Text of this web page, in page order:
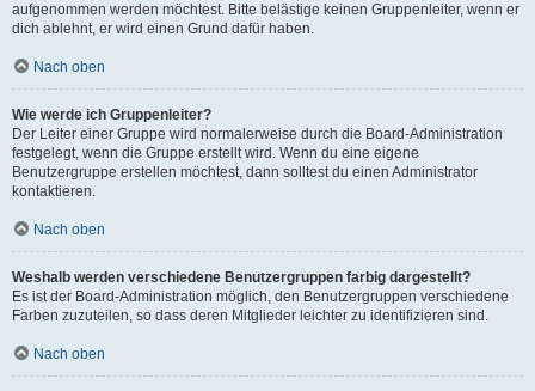
aufgenommen werden möchtest. Bitte belästige keinen Gruppenleiter, wenn er
dich ablehnt, er wird einen Grund dafür haben.
Nach oben
Wie werde ich Gruppenleiter?
Der Leiter einer Gruppe wird normalerweise durch die Board-Administration
festgelegt, wenn die Gruppe erstellt wird. Wenn du eine eigene
Benutzergruppe erstellen möchtest, dann solltest du einen Administrator
kontaktieren.
Nach oben
Weshalb werden verschiedene Benutzergruppen farbig dargestellt?
Es ist der Board-Administration möglich, den Benutzergruppen verschiedene
Farben zuzuteilen, so dass deren Mitglieder leichter zu identifizieren sind.
Nach oben